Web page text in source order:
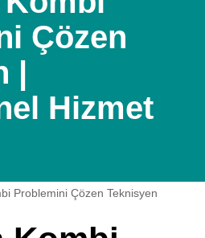
Çözen
|
Hizmet
Problemini Çözen Teknisyen